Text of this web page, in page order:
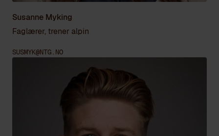
Susanne Myking
Faglærer, trener alpin
SUSMYK@NTG.NO